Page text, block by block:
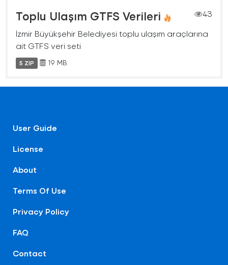
Toplu Ulaşım GTFS Verileri
43
İzmir Büyükşehir Belediyesi toplu ulaşım araçlarına
ait GTFS veri seti
5 ZIP 19 MB
User Guide
License
About
Terms Of Use
Privacy Policy
FAQ
Contact